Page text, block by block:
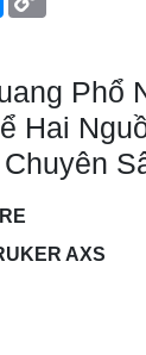
Phổ
Hai
AXS